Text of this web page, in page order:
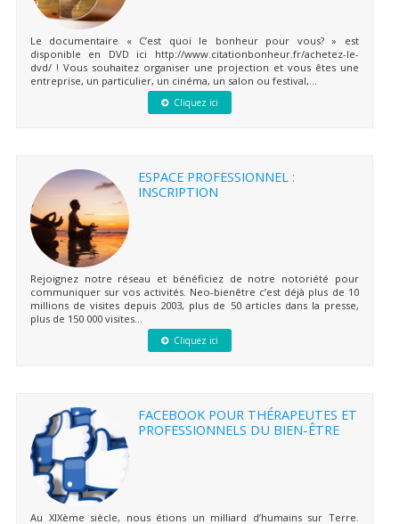
Le documentaire « C’est quoi le bonheur pour vous? » est
disponible en DVD ici http://www.citationbonheur.fr/achetez-le-
dvd/ ! Vous souhaitez organiser une projection et vous êtes une
entreprise, un particulier, un cinéma, un salon ou festival,...
Cliquez ici
ESPACE PROFESSIONNEL :
INSCRIPTION
Rejoignez notre réseau et bénéficiez de notre notoriété pour
communiquer sur vos activités. Neo-bienêtre c’est déjà plus de 10
millions de visites depuis 2003, plus de 50 articles dans la presse,
plus de 150 000 visites...
Cliquez ici
FACEBOOK POUR THÉRAPEUTES ET
PROFESSIONNELS DU BIEN-ÊTRE
Au XIXème siècle, nous étions un milliard d’humains sur Terre.